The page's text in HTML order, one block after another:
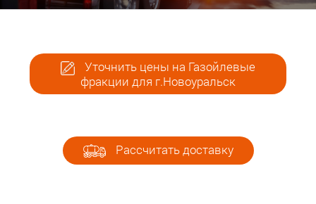
Уточнить цены на Газойлевые
фракции для г.Новоуральск
Рассчитать доставку